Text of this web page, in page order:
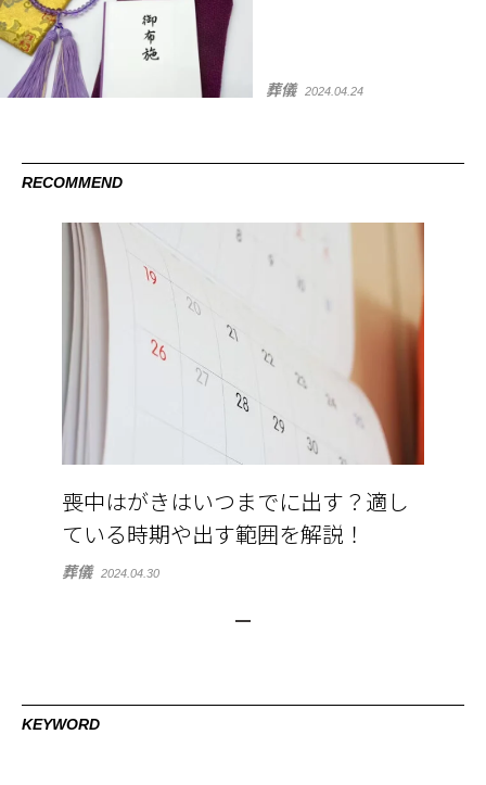
葬儀 2024.04.24
RECOMMEND
喪中はがきはいつまでに出す？適し
ている時期や出す範囲を解説！
葬儀 2024.04.30
KEYWORD